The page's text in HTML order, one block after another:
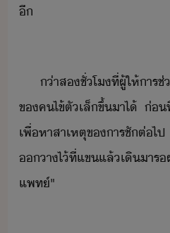
ี
่า​ส​ชั่โ​ที่​ผู้ให้​า
ข​คไข้​ตัเล็​ขึ้​า​ไ้​ ​่
เพื่​หา​สาเหตุ​ข​ารชั​ต่
​า​ไ้​ที่​แข​แล้​เิ​าร
แพท์​"